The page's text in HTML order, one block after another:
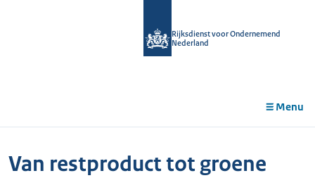
Rijksdienst voor Ondernemend
Nederland
Menu
Van restproduct tot groene